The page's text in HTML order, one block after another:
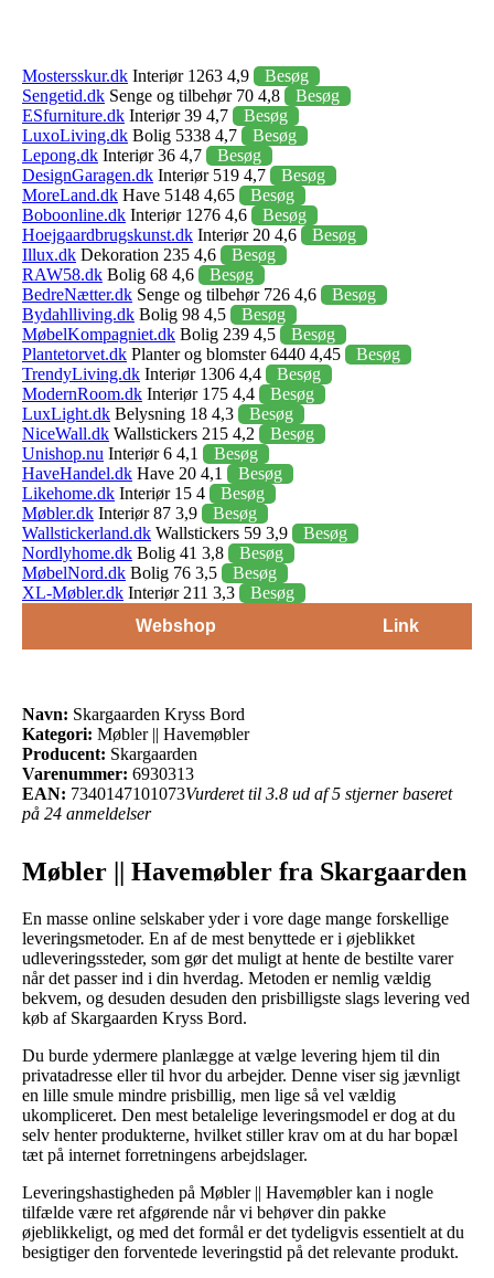
Mostersskur.dk Interiør 1263 4,9
Besøg
Sengetid.dk Senge og tilbehør 70 4,8
Besøg
ESfurniture.dk Interiør 39 4,7
Besøg
LuxoLiving.dk Bolig 5338 4,7
Besøg
Lepong.dk Interiør 36 4,7
Besøg
DesignGaragen.dk Interiør 519 4,7
Besøg
MoreLand.dk Have 5148 4,65
Besøg
Boboonline.dk Interiør 1276 4,6
Besøg
Hoejgaardbrugskunst.dk Interiør 20 4,6
Besøg
Illux.dk Dekoration 235 4,6
Besøg
RAW58.dk Bolig 68 4,6
Besøg
BedreNætter.dk Senge og tilbehør 726 4,6
Besøg
Bydahlliving.dk Bolig 98 4,5
Besøg
MøbelKompagniet.dk Bolig 239 4,5
Besøg
Plantetorvet.dk Planter og blomster 6440 4,45
Besøg
TrendyLiving.dk Interiør 1306 4,4
Besøg
ModernRoom.dk Interiør 175 4,4
Besøg
LuxLight.dk Belysning 18 4,3
Besøg
NiceWall.dk Wallstickers 215 4,2
Besøg
Unishop.nu Interiør 6 4,1
Besøg
HaveHandel.dk Have 20 4,1
Besøg
Likehome.dk Interiør 15 4
Besøg
Møbler.dk Interiør 87 3,9
Besøg
Wallstickerland.dk Wallstickers 59 3,9
Besøg
Nordlyhome.dk Bolig 41 3,8
Besøg
MøbelNord.dk Bolig 76 3,5
Besøg
XL-Møbler.dk Interiør 211 3,3
Besøg
Webshop
Link
Navn: Skargaarden Kryss Bord
Kategori: Møbler || Havemøbler
Producent: Skargaarden
Varenummer: 6930313
EAN: 7340147101073Vurderet til 3.8 ud af 5 stjerner baseret
på 24 anmeldelser
Møbler || Havemøbler fra Skargaarden
En masse online selskaber yder i vore dage mange forskellige
leveringsmetoder. En af de mest benyttede er i øjeblikket
udleveringssteder, som gør det muligt at hente de bestilte varer
når det passer ind i din hverdag. Metoden er nemlig vældig
bekvem, og desuden desuden den prisbilligste slags levering ved
køb af Skargaarden Kryss Bord.
Du burde ydermere planlægge at vælge levering hjem til din
privatadresse eller til hvor du arbejder. Denne viser sig jævnligt
en lille smule mindre prisbillig, men lige så vel vældig
ukompliceret. Den mest betalelige leveringsmodel er dog at du
selv henter produkterne, hvilket stiller krav om at du har bopæl
tæt på internet forretningens arbejdslager.
Leveringshastigheden på Møbler || Havemøbler kan i nogle
tilfælde være ret afgørende når vi behøver din pakke
øjeblikkeligt, og med det formål er det tydeligvis essentielt at du
besigtiger den forventede leveringstid på det relevante produkt.